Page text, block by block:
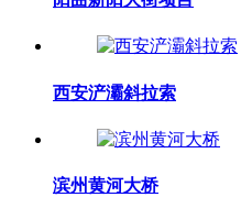
西安浐灞斜拉索
滨州黄河大桥